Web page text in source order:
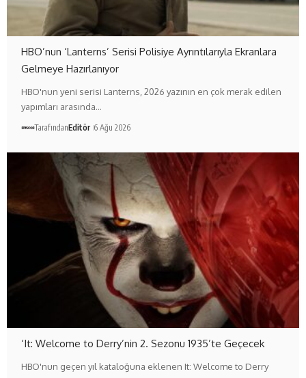
HBO’nun ‘Lanterns’ Serisi Polisiye Ayrıntılarıyla Ekranlara
Gelmeye Hazırlanıyor
HBO'nun yeni serisi Lanterns, 2026 yazının en çok merak edilen
yapımları arasında…
TarafındanEditör 6 Ağu 2026
‘It: Welcome to Derry’nin 2. Sezonu 1935’te Geçecek
HBO'nun geçen yıl kataloğuna eklenen It: Welcome to Derry